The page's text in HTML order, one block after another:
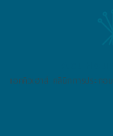
แอคคิวเฮาส์ คลินิกการประกอ